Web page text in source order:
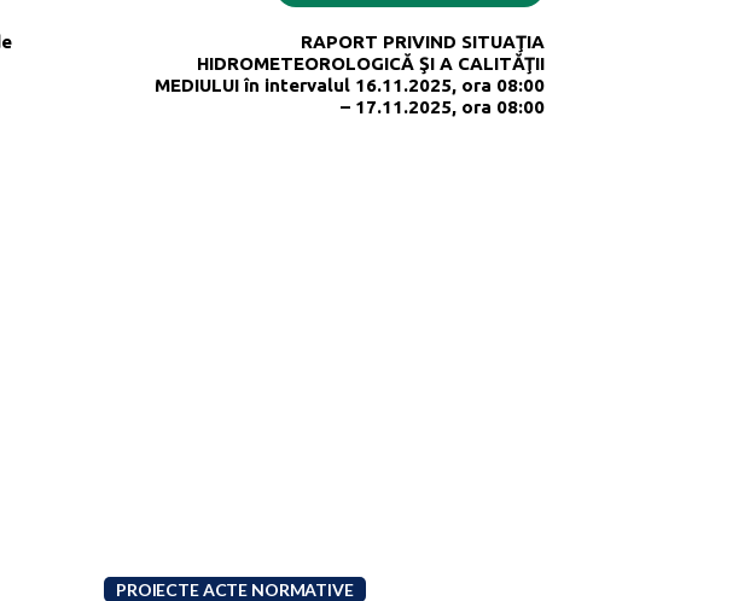
RAPORT PRIVIND SITUAŢIA
HIDROMETEOROLOGICĂ ŞI A CALITĂŢII
MEDIULUI în intervalul 16.11.2025, ora 08:00
– 17.11.2025, ora 08:00
PROIECTE ACTE NORMATIVE